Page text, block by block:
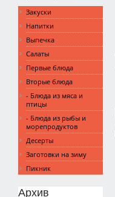
Закуски
Напитки
Выпечка
Салаты
Первые блюда
Вторые блюда
- Блюда из мяса и
птицы
- Блюда из рыбы и
морепродуктов
Десерты
Заготовки на зиму
Пикник
Архив